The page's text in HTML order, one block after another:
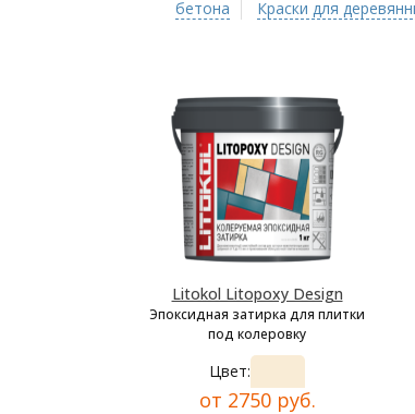
бетона
Краски для
Litokol Litopoxy Design
Эпоксидная затирка для плитки
под колеровку
Цвет:
от 2750 руб.